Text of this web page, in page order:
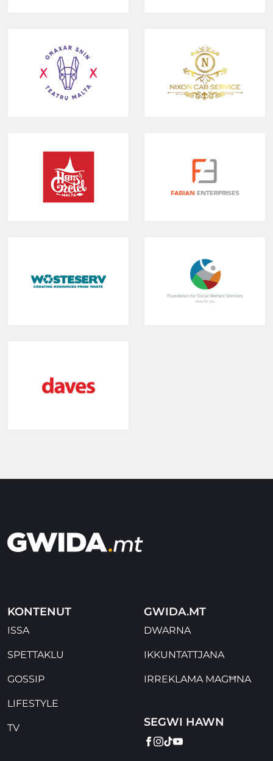
KONTENUT
ISSA
SPETTAKLU
GOSSIP
LIFESTYLE
TV
GWIDA.MT
DWARNA
IKKUNTATTJANA
IRREKLAMA MAGĦNA
SEGWI HAWN
FACEBOOK
INSTAGRAM
TIKTOK
YOUTUBE